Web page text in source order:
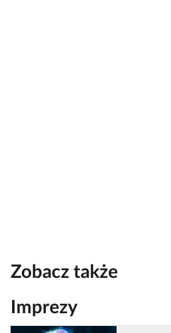
Zobacz także
Imprezy